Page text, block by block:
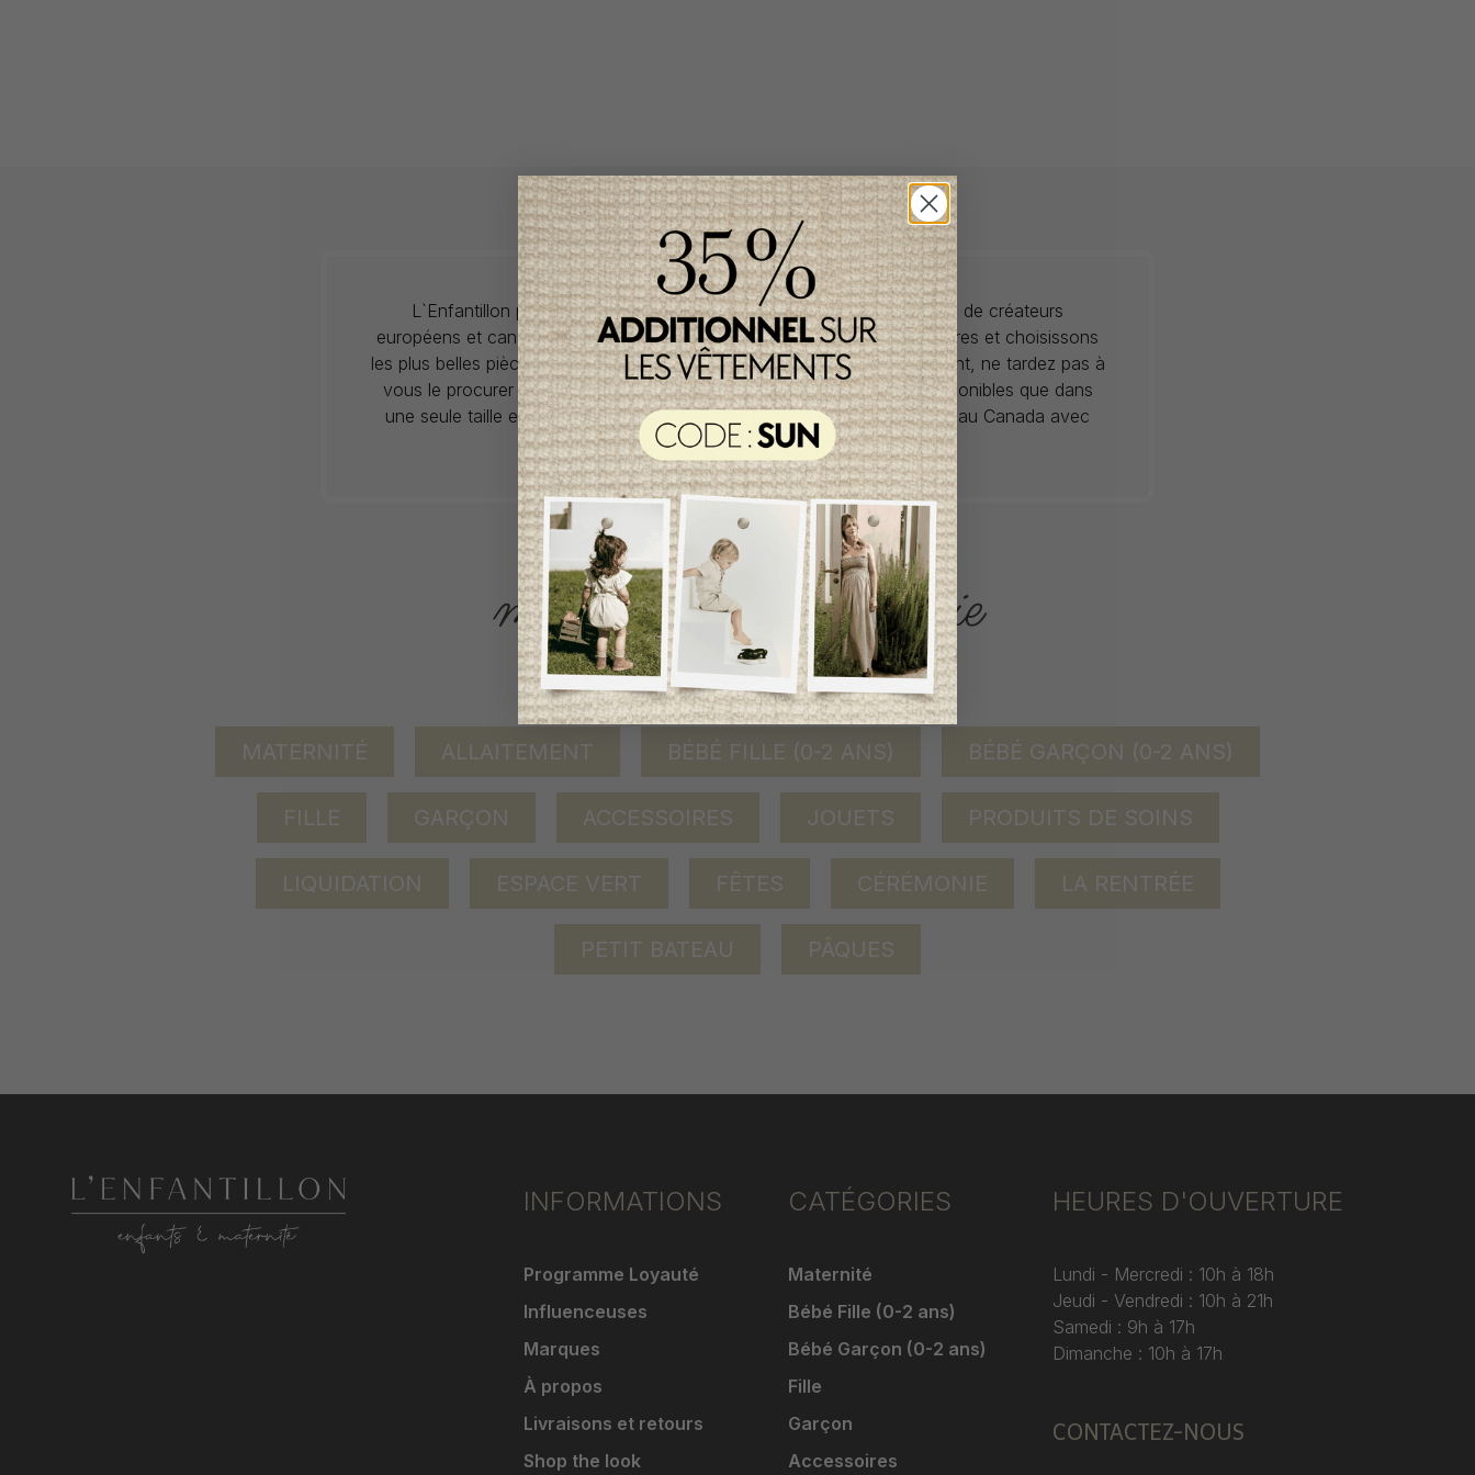
L`Enfantillon propose des collections pour de vêtements pour bébés de créateurs
européens et canadiens à prix imbattables. Nous dénichons les perles rares et choisissons
les plus belles pièces de saisons en saisons. Si un vêtement vous convient, ne tardez pas à
vous le procurer car la plupart du temps, les articles offerts ne sont disponibles que dans
une seule taille et en un seul exemplaire. Profitez de la livraison gratuite au Canada avec
tout achat de 100$ et plus avant taxes.
ACCÈS RAPIDE
magasinez par catégorie
MATERNITÉ ALLAITEMENT BÉBÉ FILLE (0-2 ANS) BÉBÉ GARÇON (0-2 ANS)
FILLE GARÇON ACCESSOIRES JOUETS PRODUITS DE SOINS
LIQUIDATION ESPACE VERT FÊTES CÉRÉMONIE LA RENTRÉE
PETIT BATEAU PÂQUES
INFORMATIONS
Programme Loyauté
Influenceuses
Marques
À propos
Livraisons et retours
Shop the look
CATÉGORIES
Maternité
Bébé Fille (0-2 ans)
Bébé Garçon (0-2 ans)
Fille
Garçon
Accessoires
HEURES D'OUVERTURE
Lundi - Mercredi : 10h à 18h
Jeudi - Vendredi : 10h à 21h
Samedi : 9h à 17h
Dimanche : 10h à 17h
CONTACTEZ-NOUS